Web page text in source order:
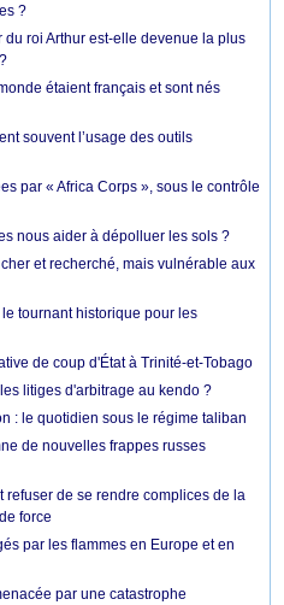
?
roi Arthur est-elle devenue la plus
étaient français et sont nés
souvent l’usage des outils
par « Africa Corps », sous le contrôle
nous aider à dépolluer les sols ?
et recherché, mais vulnérable aux
tournant historique pour les
de coup d'État à Trinité-et-Tobago
litiges d'arbitrage au kendo ?
: le quotidien sous le régime taliban
de nouvelles frappes russes
refuser de se rendre complices de la
force
par les flammes en Europe et en
par une catastrophe